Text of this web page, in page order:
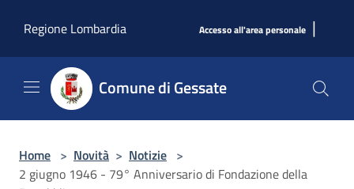
Regione Lombardia
Accesso all'area personale |
Comune di Gessate
Home > Novità > Notizie >
2 giugno 1946 - 79° Anniversario di Fondazione della